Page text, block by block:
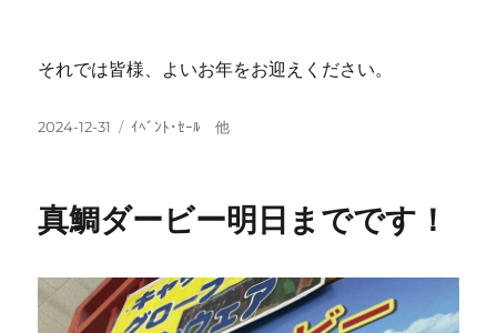
それでは皆様、よいお年をお迎えください。
投
2024-12-31
カ
ー
ｲﾍﾞﾝﾄ･ｾｰﾙ 他
真鯛ダービー明日までです！